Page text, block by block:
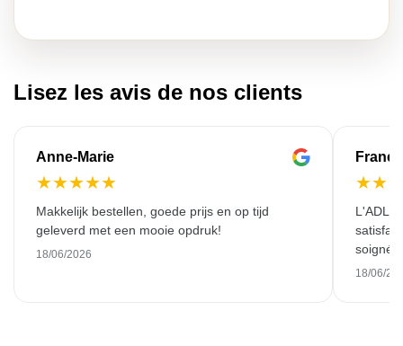
Lisez les avis de nos clients
Anne-Marie
★★★★★
Makkelijk bestellen, goede prijs en op tijd
geleverd met een mooie opdruk!
18/06/2026
★★
L'ADL
soigné
18/06/